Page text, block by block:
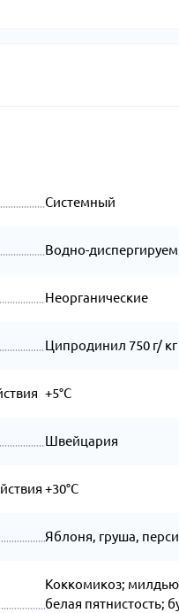
Системный
Водно-
Неорганические
Ципродинил 750 г/ кг
+5°C
Швейцария
+30°C
Яблоня, груша,
Коккомикоз;
белая пятнистость;